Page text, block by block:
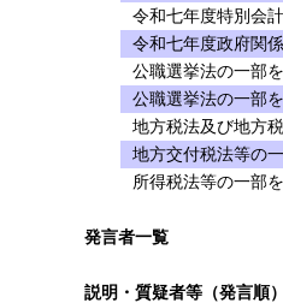
令和七年度特別会
令和七年度政府関
公職選挙法の一部
公職選挙法の一部
地方税法及び地方
地方交付税法等の
所得税法等の一部
発言者一覧
説明・質疑者等（発言順